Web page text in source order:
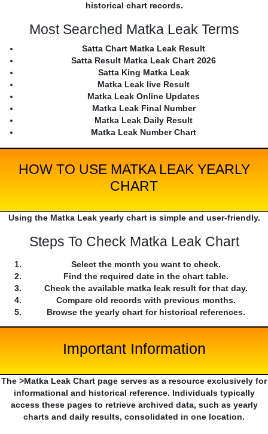
historical chart records.
Most Searched Matka Leak Terms
Satta Chart Matka Leak Result
Satta Result Matka Leak Chart 2026
Satta King Matka Leak
Matka Leak live Result
Matka Leak Online Updates
Matka Leak Final Number
Matka Leak Daily Result
Matka Leak Number Chart
HOW TO USE MATKA LEAK YEARLY
CHART
Using the Matka Leak yearly chart is simple and user-friendly.
Steps To Check Matka Leak Chart
Select the month you want to check.
Find the required date in the chart table.
Check the available matka leak result for that day.
Compare old records with previous months.
Browse the yearly chart for historical references.
Important Information
The >Matka Leak Chart page serves as a resource exclusively for
informational and historical reference. Individuals typically
access these pages to retrieve archived data, such as yearly
charts and daily results, consolidated in one location.